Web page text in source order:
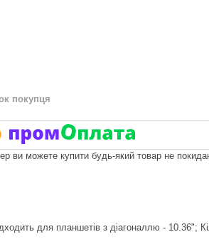
покупця
ви можете купити будь-який товар не
для планшетів з діагоналлю - 10.36";